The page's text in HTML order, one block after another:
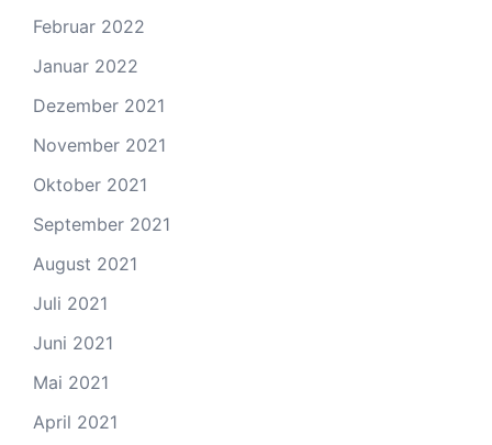
Februar 2022
Januar 2022
Dezember 2021
November 2021
Oktober 2021
September 2021
August 2021
Juli 2021
Juni 2021
Mai 2021
April 2021